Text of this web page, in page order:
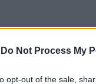
Do Not Process My
opt-out of the sale,